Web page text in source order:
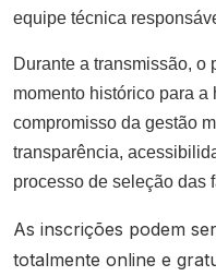
equipe técnica
Durante a transmissão, o
momento histórico para
compromisso da gestão
transparência,
processo de seleção das
As inscrições podem
totalmente online e